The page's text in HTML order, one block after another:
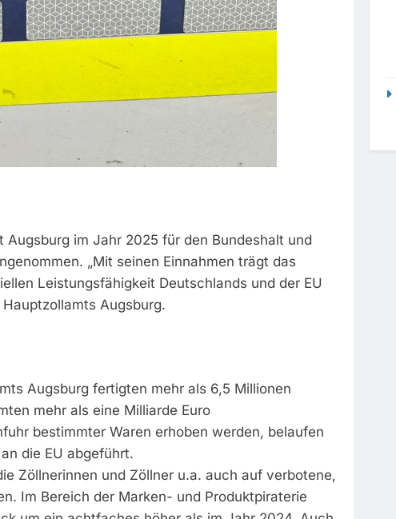
im Jahr 2025 für den Bundeshalt und
„Mit seinen Einnahmen trägt das
Leistungsfähigkeit Deutschlands und der EU
Augsburg.
Augsburg fertigten mehr als 6,5 Millionen
mehr als eine Milliarde Euro
bestimmter Waren erhoben werden, belaufen
die EU abgeführt.
Zöllnerinnen und Zöllner u.a. auch auf verbotene,
Im Bereich der Marken- und Produktpiraterie